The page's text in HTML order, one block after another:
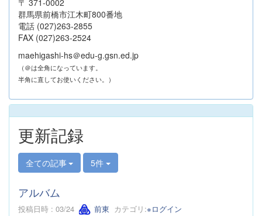
群馬県前橋市江木町800番地
電話 (027)263-2855
FAX (027)263-2524
maehigashi-hs＠edu-g.gsn.ed.jp
（＠は全角になっています。
半角に直してお使いください。）
更新記録
全ての記事 5件
アルバム
投稿日時 : 03/24 前東 カテゴリ:※ログイン